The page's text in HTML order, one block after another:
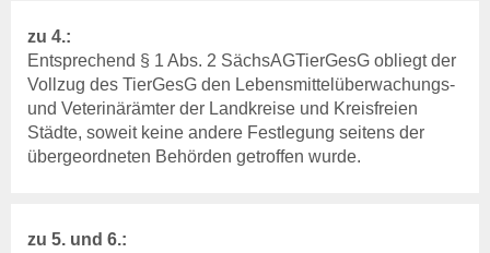
zu 4.:
Entsprechend § 1 Abs. 2 SächsAGTierGesG obliegt der
Vollzug des TierGesG den Lebensmittelüberwachungs-
und Veterinärämter der Landkreise und Kreisfreien
Städte, soweit keine andere Festlegung seitens der
übergeordneten Behörden getroffen wurde.
zu 5. und 6.: